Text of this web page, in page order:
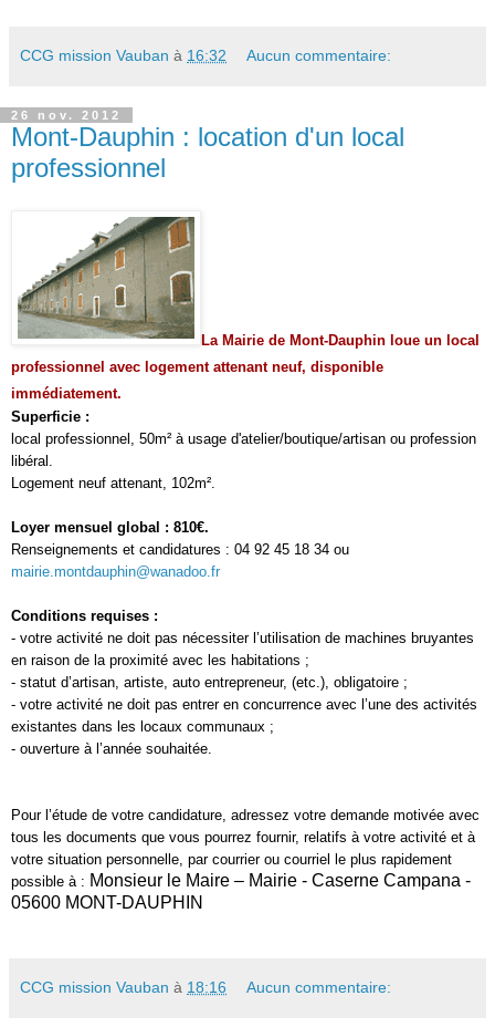
CCG mission Vauban à 16:32 Aucun commentaire:
26 nov. 2012
Mont-Dauphin : location d'un local
professionnel
La Mairie de Mont-Dauphin loue un local
professionnel avec logement attenant neuf, disponible
immédiatement.
Superficie :
local professionnel, 50m² à usage d'atelier/boutique/artisan ou profession
libéral.
Logement neuf attenant, 102m².
Loyer mensuel global : 810€.
Renseignements et candidatures : 04 92 45 18 34 ou
mairie.montdauphin@wanadoo.fr
Conditions requises :
- votre activité ne doit pas nécessiter l’utilisation de machines bruyantes
en raison de la proximité avec les habitations ;
- statut d’artisan, artiste, auto entrepreneur, (etc.), obligatoire ;
- votre activité ne doit pas entrer en concurrence avec l’une des activités
existantes dans les locaux communaux ;
- ouverture à l’année souhaitée.
Pour l’étude de votre candidature, adressez votre demande motivée avec
tous les documents que vous pourrez fournir, relatifs à votre activité et à
votre situation personnelle, par courrier ou courriel le plus rapidement
possible à : Monsieur le Maire – Mairie - Caserne Campana -
05600 MONT-DAUPHIN
CCG mission Vauban à 18:16 Aucun commentaire: